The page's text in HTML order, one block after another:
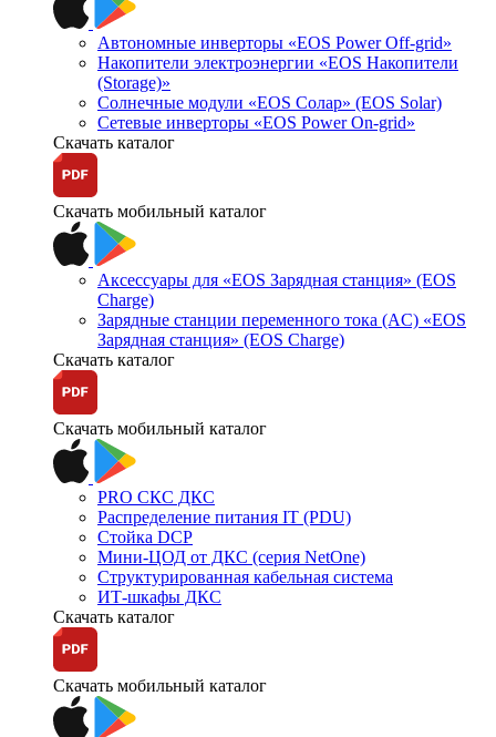
Автономные инверторы «EOS Power Off-grid»
Накопители электроэнергии «EOS Накопители
(Storage)»
Солнечные модули «EOS Солар» (EOS Solar)
Сетевые инверторы «EOS Power On-grid»
Скачать каталог
Скачать мобильный каталог
Аксессуары для «EOS Зарядная станция» (EOS
Charge)
Зарядные станции переменного тока (AC) «EOS
Зарядная станция» (EOS Charge)
Скачать каталог
Скачать мобильный каталог
PRO СКС ДКС
Распределение питания IT (PDU)
Стойка DCP
Мини-ЦОД от ДКС (серия NetOne)
Структурированная кабельная система
ИТ-шкафы ДКС
Скачать каталог
Скачать мобильный каталог